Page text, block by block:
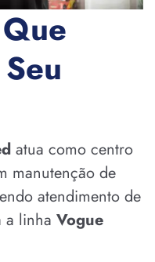
atua como centro
manutenção de
atendimento de
a linha Vogue